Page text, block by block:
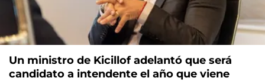
Un ministro de Kicillof adelantó que será
candidato a intendente el año que viene